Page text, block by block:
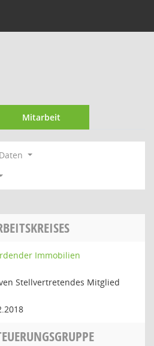
Mitarbeit
Immobilien
Stellvertretendes Mitglied